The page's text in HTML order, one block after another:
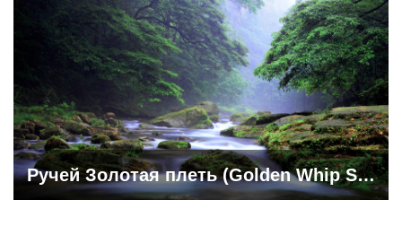
Ручей Золотая плеть (Golden Whip Stream)